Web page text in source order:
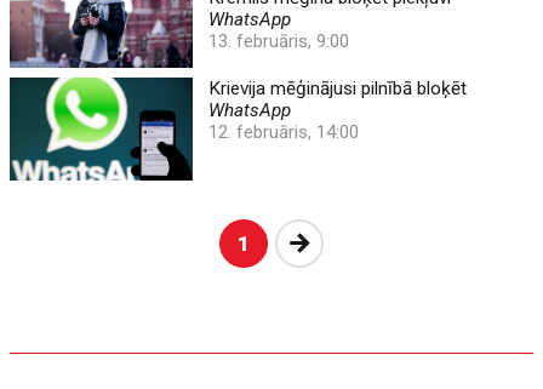
WhatsApp
13. februāris, 9:00
Krievija mēģinājusi pilnībā bloķēt
WhatsApp
12. februāris, 14:00
1 Nākošā